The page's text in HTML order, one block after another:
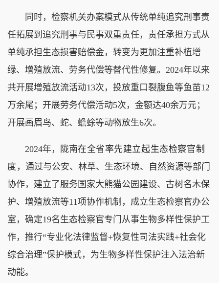
同时，检察机关办案模式从传统单纯追究刑事责
任拓展到追究刑事与民事双重责任，责任承担方式从
单纯承担生态损害赔偿金，转变为更加注重补植增
绿、增殖放流、劳务代偿等替代性修复。2024年以来
共开展增殖放流活动13次，投放重口裂腹鱼等鱼苗12
万余尾；开展劳务代偿活动5次，金额达40余万元；
开展画眉鸟、蛇、蟾蜍等动物放生6次。
2024年，陇南在全省率先建立起生态检察官制
度 ，通过与公安、林草、生态环境、自然资源等部门
协作，建立了服务国家大熊猫公园建设、古树名木保
护、增殖放流等11项协作机制，成立生态检察官办公
室，确定19名生态检察官专门从事生物多样性保护工
作，推行“专业化法律监督+恢复性司法实践+社会化
综合治理”保护模式，为生物多样性保护注入法治新
动能。